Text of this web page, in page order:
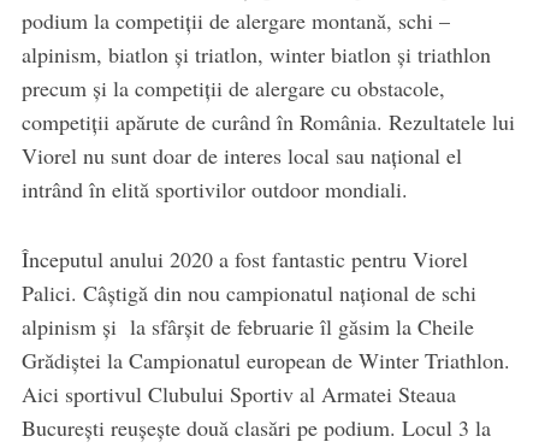
podium la competiții de alergare montană, schi –
alpinism, biatlon și triatlon, winter biatlon și triathlon
precum și la competiții de alergare cu obstacole,
competiții apărute de curând în România. Rezultatele lui
Viorel nu sunt doar de interes local sau național el
intrând în elită sportivilor outdoor mondiali.
​Începutul anului 2020 a fost fantastic pentru Viorel
Palici. Câștigă din nou campionatul național de schi
alpinism și la sfârșit de februarie îl găsim la Cheile
Grădiștei la Campionatul european de Winter Triathlon.
Aici sportivul Clubului Sportiv al Armatei Steaua
București reușește două clasări pe podium. Locul 3 la